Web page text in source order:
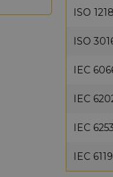
ISO
ISO
IEC
IEC
IEC
IEC